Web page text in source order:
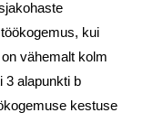
kui
vähemalt kolm
3 alapunkti b
kestuse